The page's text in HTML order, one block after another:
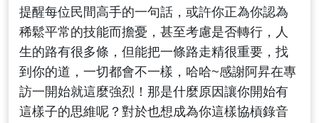
提醒每位民間高手的一句話，或許你正為你認為
稀鬆平常的技能而擔憂，甚至考慮是否轉行，人
生的路有很多條，但能把一條路走精很重要，找
到你的道，一切都會不一樣，哈哈~感謝阿昇在專
訪一開始就這麼強烈！那是什麼原因讓你開始有
這樣子的思維呢？對於也想成為你這樣協槓錄音